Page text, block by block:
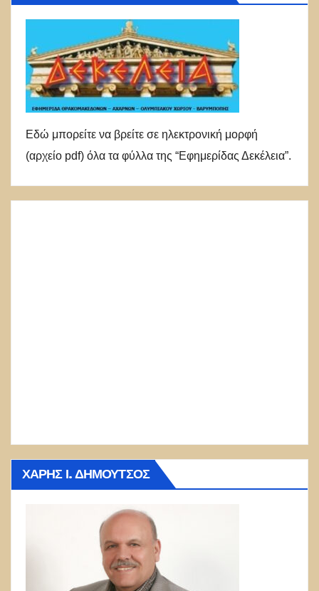
Εδώ μπορείτε να βρείτε σε ηλεκτρονική μορφή
(αρχείο pdf) όλα τα φύλλα της “Εφημερίδας Δεκέλεια”.
ΧΆΡΗΣ Ι. ΔΗΜΟΎΤΣΟΣ